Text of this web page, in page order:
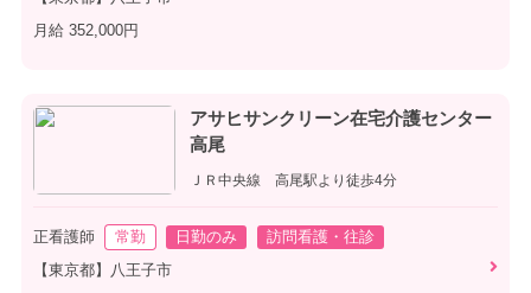
月給 352,000円
アサヒサンクリーン在宅介護センター
高尾
ＪＲ中央線 高尾駅より徒歩4分
正看護師 常勤 日勤のみ
訪問看護・往診
【東京都】八王子市